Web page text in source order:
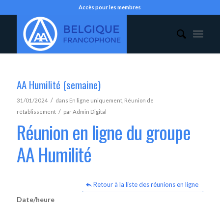
Accès pour les membres
AA Humilité (semaine)
31/01/2024 / dans En ligne uniquement, Réunion de
rétablissement / parAdmin Digital
Réunion en ligne du groupe
AA Humilité
Retour à la liste des réunions en ligne
Date/heure